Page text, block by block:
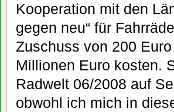
Kooperation mit den
gegen neu“ für
Zuschuss von 200
Millionen Euro kosten.
Radwelt 06/2008 auf
obwohl ich mich in